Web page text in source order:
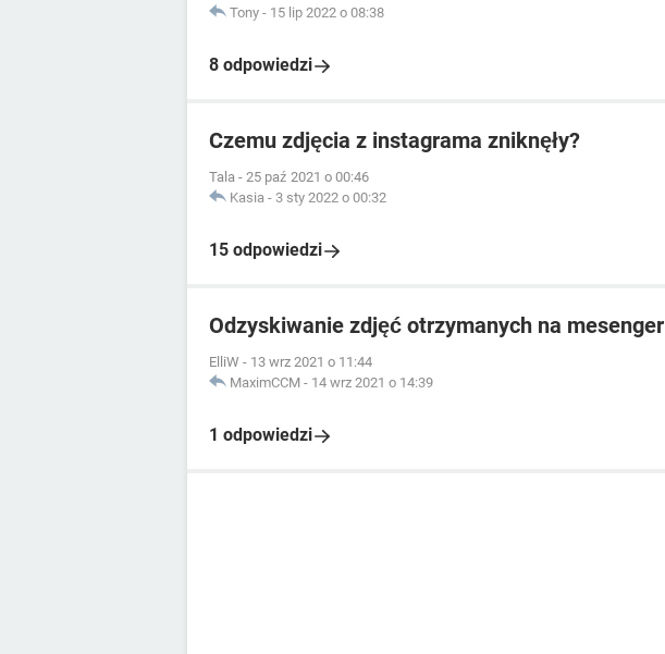
Tony - 15 lip 2022 o 08:38
8 odpowiedzi
Czemu zdjęcia z instagrama zniknęły?
Tala - 25 paź 2021 o 00:46
Kasia - 3 sty 2022 o 00:32
15 odpowiedzi
Odzyskiwanie zdjęć otrzymanych na mesenger
ElliW - 13 wrz 2021 o 11:44
MaximCCM - 14 wrz 2021 o 14:39
1 odpowiedzi